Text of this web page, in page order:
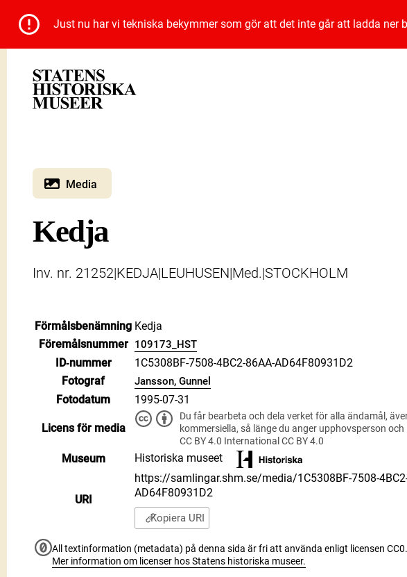
Just nu har vi tekniska bekymmer som gör att det inte går att ladda ner
Media
Kedja
Inv. nr. 21252|KEDJA|LEUHUSEN|Med.|STOCKHOLM
Förmålsbenämning Kedja
Föremålsnummer 109173_HST
ID‑nummer
1C5308BF-7508-4BC2-86AA-AD64F80931D2
Fotograf
Jansson, Gunnel
Fotodatum 1995-07-31
Licens för media
Du får bearbeta och dela verket för alla ändamål,
kommersiella, så länge du anger upphovsperson och
CC BY 4.0 International CC BY 4.0
Museum Historiska museet
URI
https://samlingar.shm.se/media/1C5308BF-7508-
AD64F80931D2
Kopiera URI
All textinformation (metadata) på denna sida är fri att använda enligt licensen CC0.
Mer information om licenser hos Statens historiska museer.